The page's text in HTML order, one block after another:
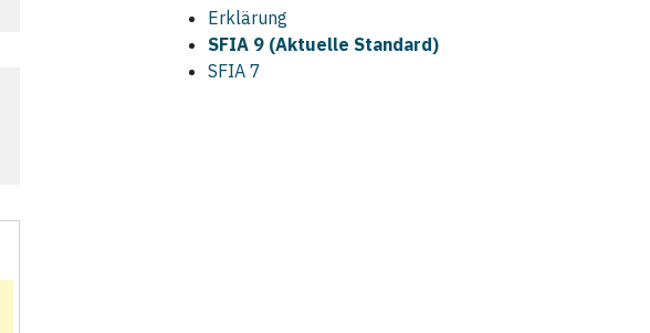
Erklärung
SFIA 9 (Aktuelle Standard)
SFIA 7